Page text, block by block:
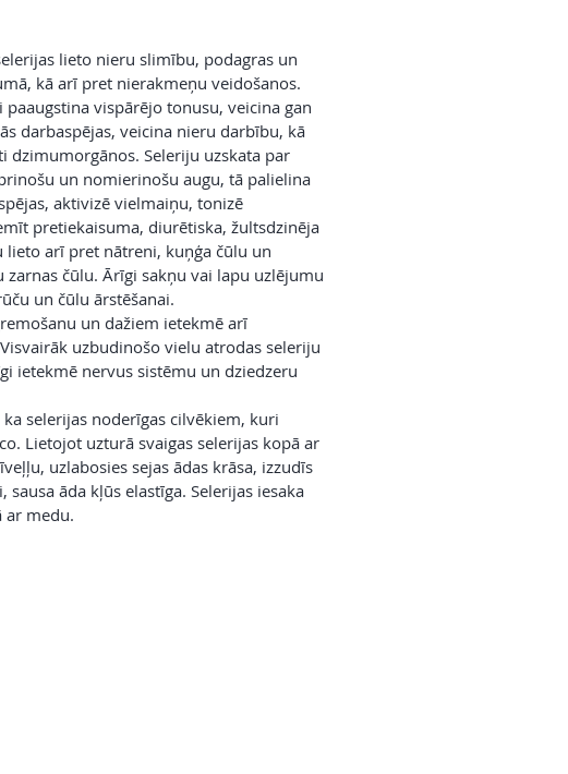
lieto nieru slimību, podagras un
kā arī pret nierakmeņu veidošanos.
paaugstina vispārējo tonusu, veicina gan
darbaspējas, veicina nieru darbību, kā
dzimumorgānos. Seleriju uzskata par
un nomierinošu augu, tā palielina
aktivizē vielmaiņu, tonizē
pretiekaisuma, diurētiska, žultsdzinēja
lieto arī pret nātreni, kuņģa čūlu un
čūlu. Ārīgi sakņu vai lapu uzlējumu
un čūlu ārstēšanai.
un dažiem ietekmē arī
uzbudinošo vielu atrodas seleriju
ietekmē nervus sistēmu un dziedzeru
selerijas noderīgas cilvēkiem, kuri
Lietojot uzturā svaigas selerijas kopā ar
uzlabosies sejas ādas krāsa, izzudīs
sausa āda kļūs elastīga. Selerijas iesaka
ar medu.